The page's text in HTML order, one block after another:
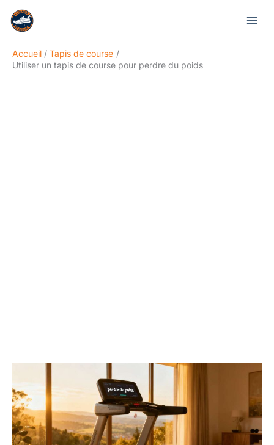
Accueil
Tapis de course
Utiliser un tapis de course pour perdre du poids
Rechercher